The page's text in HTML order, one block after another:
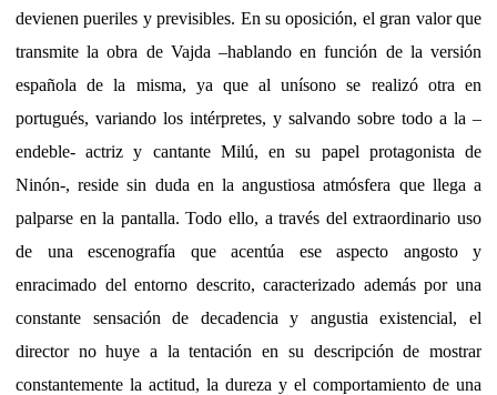
devienen pueriles y previsibles. En su oposición, el gran valor que
transmite la obra de Vajda –hablando en función de la versión
española de la misma, ya que al unísono se realizó otra en
portugués, variando los intérpretes, y salvando sobre todo a la –
endeble- actriz y cantante Milú, en su papel protagonista de
Ninón-, reside sin duda en la angustiosa atmósfera que llega a
palparse en la pantalla. Todo ello, a través del extraordinario uso
de una escenografía que acentúa ese aspecto angosto y
enracimado del entorno descrito, caracterizado además por una
constante sensación de decadencia y angustia existencial, el
director no huye a la tentación en su descripción de mostrar
constantemente la actitud, la dureza y el comportamiento de una